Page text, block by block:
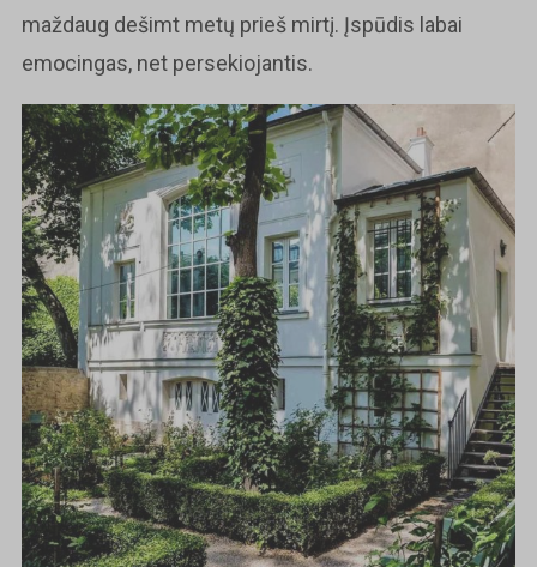
maždaug dešimt metų prieš mirtį. Įspūdis labai
emocingas, net persekiojantis.